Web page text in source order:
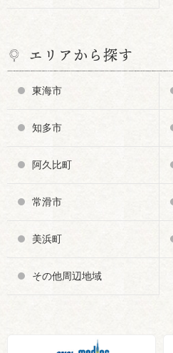
エリアから探す
東海市
知多市
阿久比町
常滑市
美浜町
その他周辺地域